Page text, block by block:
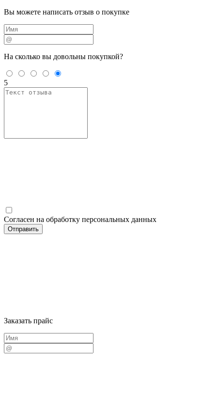
Вы можете написать отзыв о покупке
На сколько вы довольны покупкой?
5
Согласен на обработку персональных данных
Заказать прайс